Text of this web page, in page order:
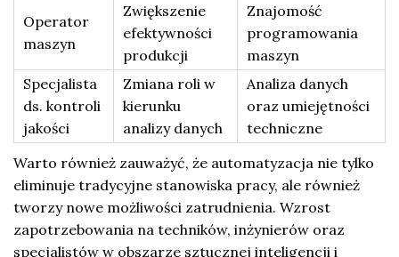
Operator
maszyn
Zwiększenie
efektywności
produkcji
Znajomość
programowania
maszyn
Specjalista
ds. kontroli
jakości
Zmiana roli w
kierunku
analizy danych
Analiza danych
oraz umiejętności
techniczne
Warto również zauważyć, że automatyzacja nie tylko
eliminuje tradycyjne stanowiska pracy, ale również
tworzy nowe możliwości zatrudnienia. Wzrost
zapotrzebowania na techników, inżynierów oraz
specjalistów w obszarze sztucznej inteligencji i